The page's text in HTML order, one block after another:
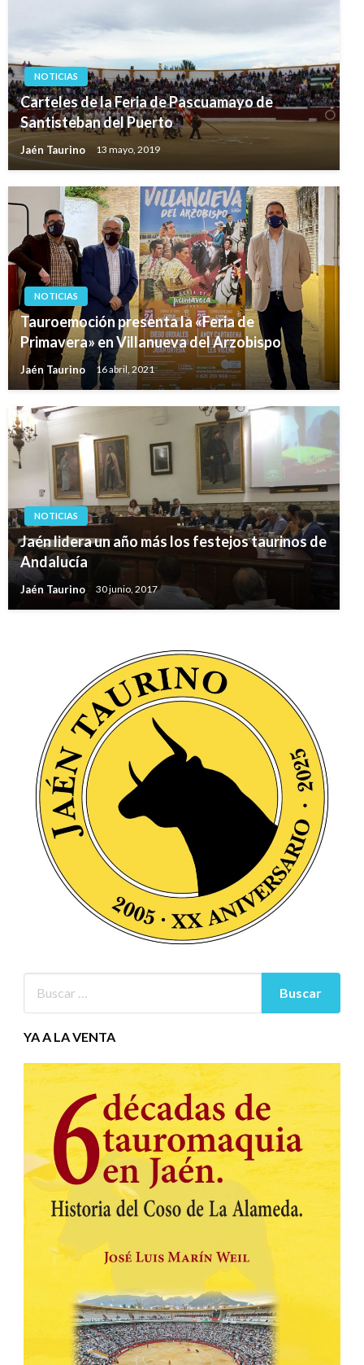
NOTICIAS
Carteles de la Feria de Pascuamayo de
Santisteban del Puerto
Jaén Taurino 13 mayo, 2019
NOTICIAS
Tauroemoción presenta la «Feria de
Primavera» en Villanueva del Arzobispo
Jaén Taurino 16 abril, 2021
NOTICIAS
Jaén lidera un año más los festejos taurinos de
Andalucía
Jaén Taurino 30 junio, 2017
YA A LA VENTA